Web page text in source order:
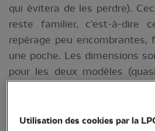
qui évitera de les perdre).
reste familier, c'est-à-dire
repérage peu encombrantes,
une poche. Les dimensions
pour les deux modèles
précédents).
Utilisation des cookies par la